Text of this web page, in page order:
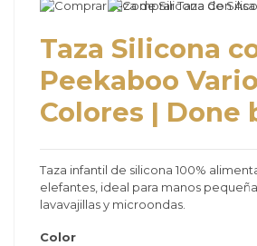
Taza Silicona
Peekaboo
Colores | Done
Taza infantil de silicona 100%
elefantes, ideal para manos
lavavajillas y microondas.
Color